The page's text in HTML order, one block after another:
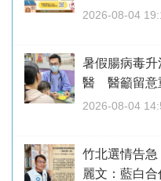
2026-08-04
暑假腸病毒
醫 醫籲留意
2026-08-04
竹北選情告
麗文：藍白